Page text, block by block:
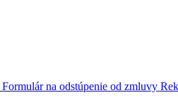
Formulár na odstúpenie od zmluvy